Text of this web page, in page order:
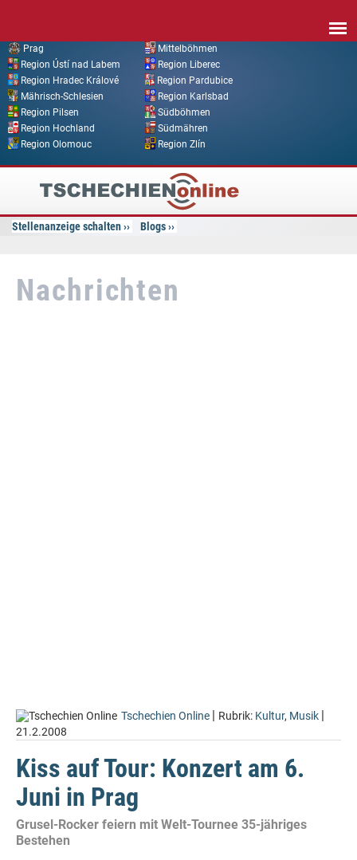
Prag
Mittelböhmen
Region Ústí nad Labem
Region Liberec
Region Hradec Králové
Region Pardubice
Mährisch-Schlesien
Region Karlsbad
Region Pilsen
Südböhmen
Region Hochland
Südmähren
Region Olomouc
Region Zlín
Tschechien
Online
Stellenanzeige schalten Blogs
Nachrichten
Tschechien Online | Rubrik: Kultur, Musik |
21.2.2008
Kiss auf Tour: Konzert am 6.
Juni in Prag
Grusel-Rocker feiern mit Welt-Tournee 35-jähriges
Bestehen